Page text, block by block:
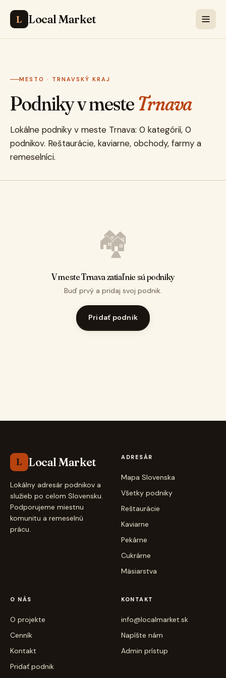
L Local Market
MESTO · TRNAVSKÝ KRAJ
Podniky v mesteTrnava
Lokálne podniky v meste Trnava: 0 kategórií, 0
podnikov. Reštaurácie, kaviarne, obchody, farmy a
remeselníci.
🏘️
V meste Trnava zatiaľ nie sú podniky
Buď prvý a pridaj svoj podnik.
Pridať podnik
L Local Market
Lokálny adresár podnikov a
služieb po celom Slovensku.
Podporujeme miestnu
komunitu a remeselnú
prácu.
ADRESÁR
Mapa Slovenska
Všetky podniky
Reštaurácie
Kaviarne
Pekárne
Cukrárne
Mäsiarstva
O NÁS
O projekte
Cenník
Kontakt
Pridať podnik
KONTAKT
info@localmarket.sk
Napíšte nám
Admin prístup